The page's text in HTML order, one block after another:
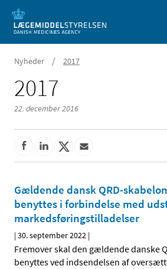
Nyheder / 2017
2017
22. december 2016
Gældende dansk QRD-
benyttes i forbindelse med
markedsføringstilladelser
|30. september 2022 |
Fremover skal den gældende danske
benyttes ved indsendelsen af